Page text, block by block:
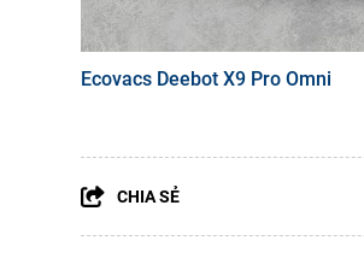
Ecovacs Deebot X9 Pro Omni
CHIA SẺ